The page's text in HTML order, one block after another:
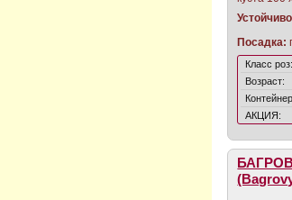
Посадка:
Класс роз:
Возраст:
АКЦИЯ: